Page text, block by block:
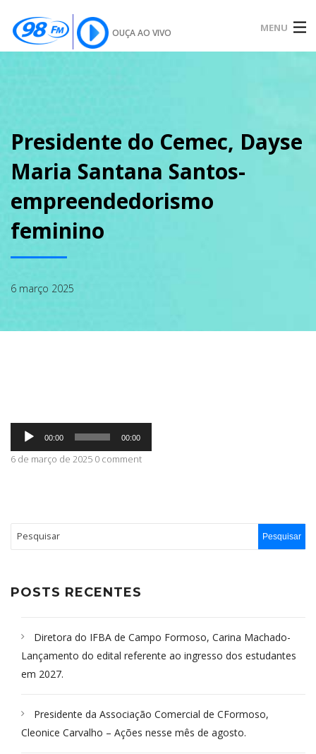
OUÇA AO VIVO MENU
SOBRE
PODCAST
GALERIA
Presidente do Cemec, Dayse
Maria Santana Santos-
empreendedorismo
feminino
6 março 2025
Tocador
áudio
00:00 00:00
6 de março de 2025 0 comment
POSTS RECENTES
Diretora do IFBA de Campo Formoso, Carina Machado-
Lançamento do edital referente ao ingresso dos estudantes
em 2027.
Presidente da Associação Comercial de CFormoso,
Cleonice Carvalho – Ações nesse mês de agosto.